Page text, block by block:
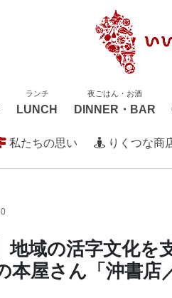
ランチ
LUNCH
夜ごはん・お酒
DINNER・BAR
私たちの思い りくつな商
地域の活字文化
本屋さん「沖書店